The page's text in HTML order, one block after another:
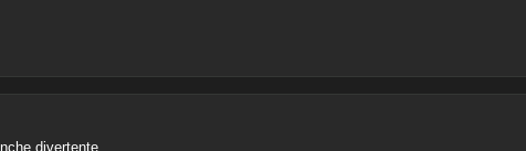
divertente.